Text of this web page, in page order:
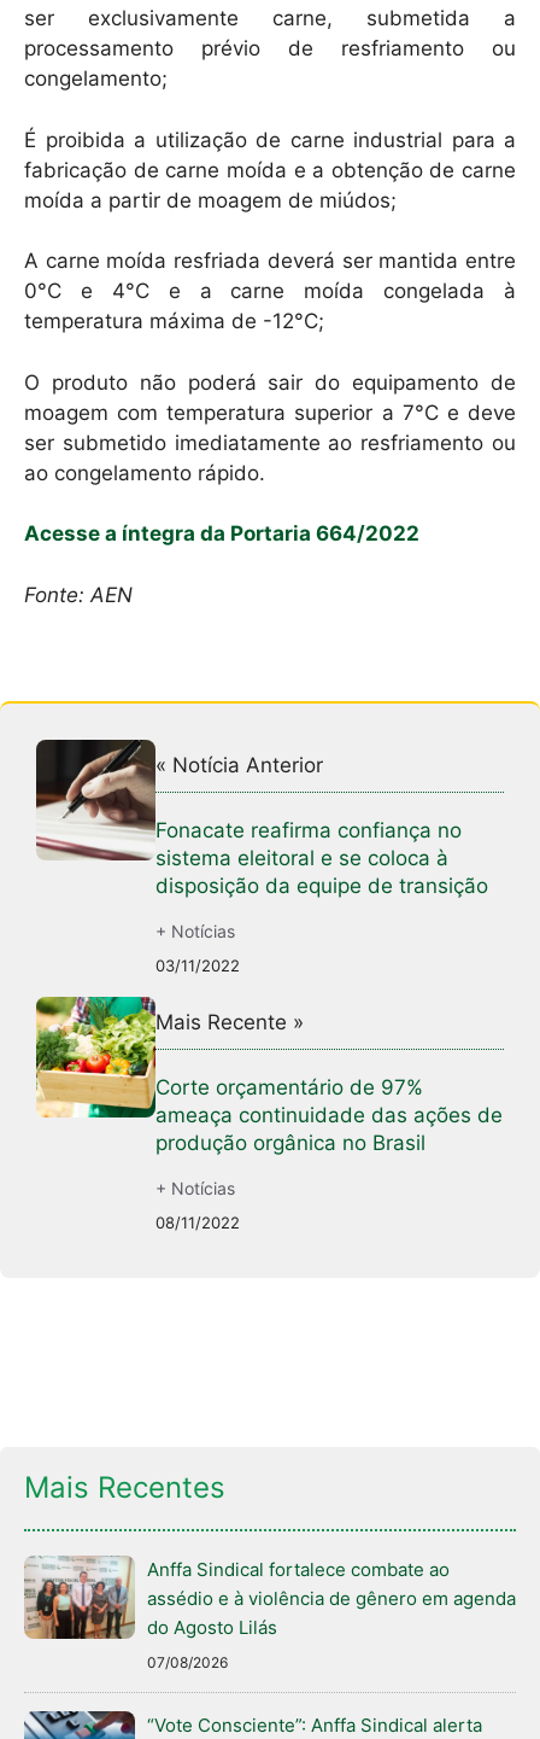
ser exclusivamente carne, submetida a
processamento prévio de resfriamento ou
congelamento;
É proibida a utilização de carne industrial para a
fabricação de carne moída e a obtenção de carne
moída a partir de moagem de miúdos;
A carne moída resfriada deverá ser mantida entre
0°C e 4°C e a carne moída congelada à
temperatura máxima de -12°C;
O produto não poderá sair do equipamento de
moagem com temperatura superior a 7°C e deve
ser submetido imediatamente ao resfriamento ou
ao congelamento rápido.
Acesse a íntegra da Portaria 664/2022
Fonte: AEN
« Notícia Anterior
Fonacate reafirma confiança no
sistema eleitoral e se coloca à
disposição da equipe de transição
+ Notícias
03/11/2022
Mais Recente »
Corte orçamentário de 97%
ameaça continuidade das ações de
produção orgânica no Brasil
+ Notícias
08/11/2022
Mais Recentes
Anffa Sindical fortalece combate ao
assédio e à violência de gênero em agenda
do Agosto Lilás
07/08/2026
“Vote Consciente”: Anffa Sindical alerta